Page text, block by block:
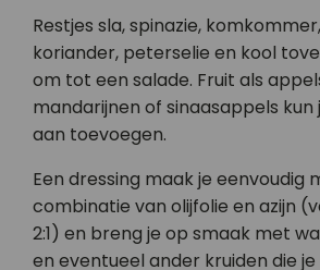
Restjes sla, spinazie,
koriander, peterselie en kool
om tot een salade. Fruit als
mandarijnen of sinaasappels kun
aan toevoegen.
Een dressing maak je eenvoudig
combinatie van olijfolie en azijn
2:1) en breng je op smaak met
en eventueel ander kruiden die